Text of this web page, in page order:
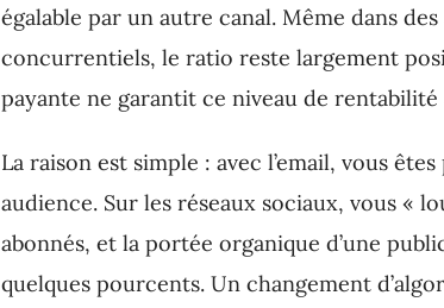
égalable par un autre canal. Même dans
concurrentiels, le ratio reste largement
payante ne garantit ce niveau de rentabilité
La raison est simple : avec l’email, vous
audience. Sur les réseaux sociaux, vous «
abonnés, et la portée organique d’une
quelques pourcents. Un changement